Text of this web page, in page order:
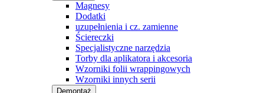
Magnesy
Dodatki
uzupełnienia i cz. zamienne
Ściereczki
Specjalistyczne narzędzia
Torby dla aplikatora i akcesoria
Wzorniki folii wrappingowych
Wzorniki innych serii
Demontaż